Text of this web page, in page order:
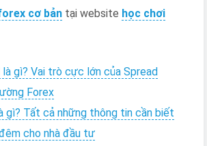
cơ bản tại website học chơi
là gì? Vai trò cực lớn của Spread
Forex
gì? Tất cả những thông tin cần biết
cho nhà đầu tư